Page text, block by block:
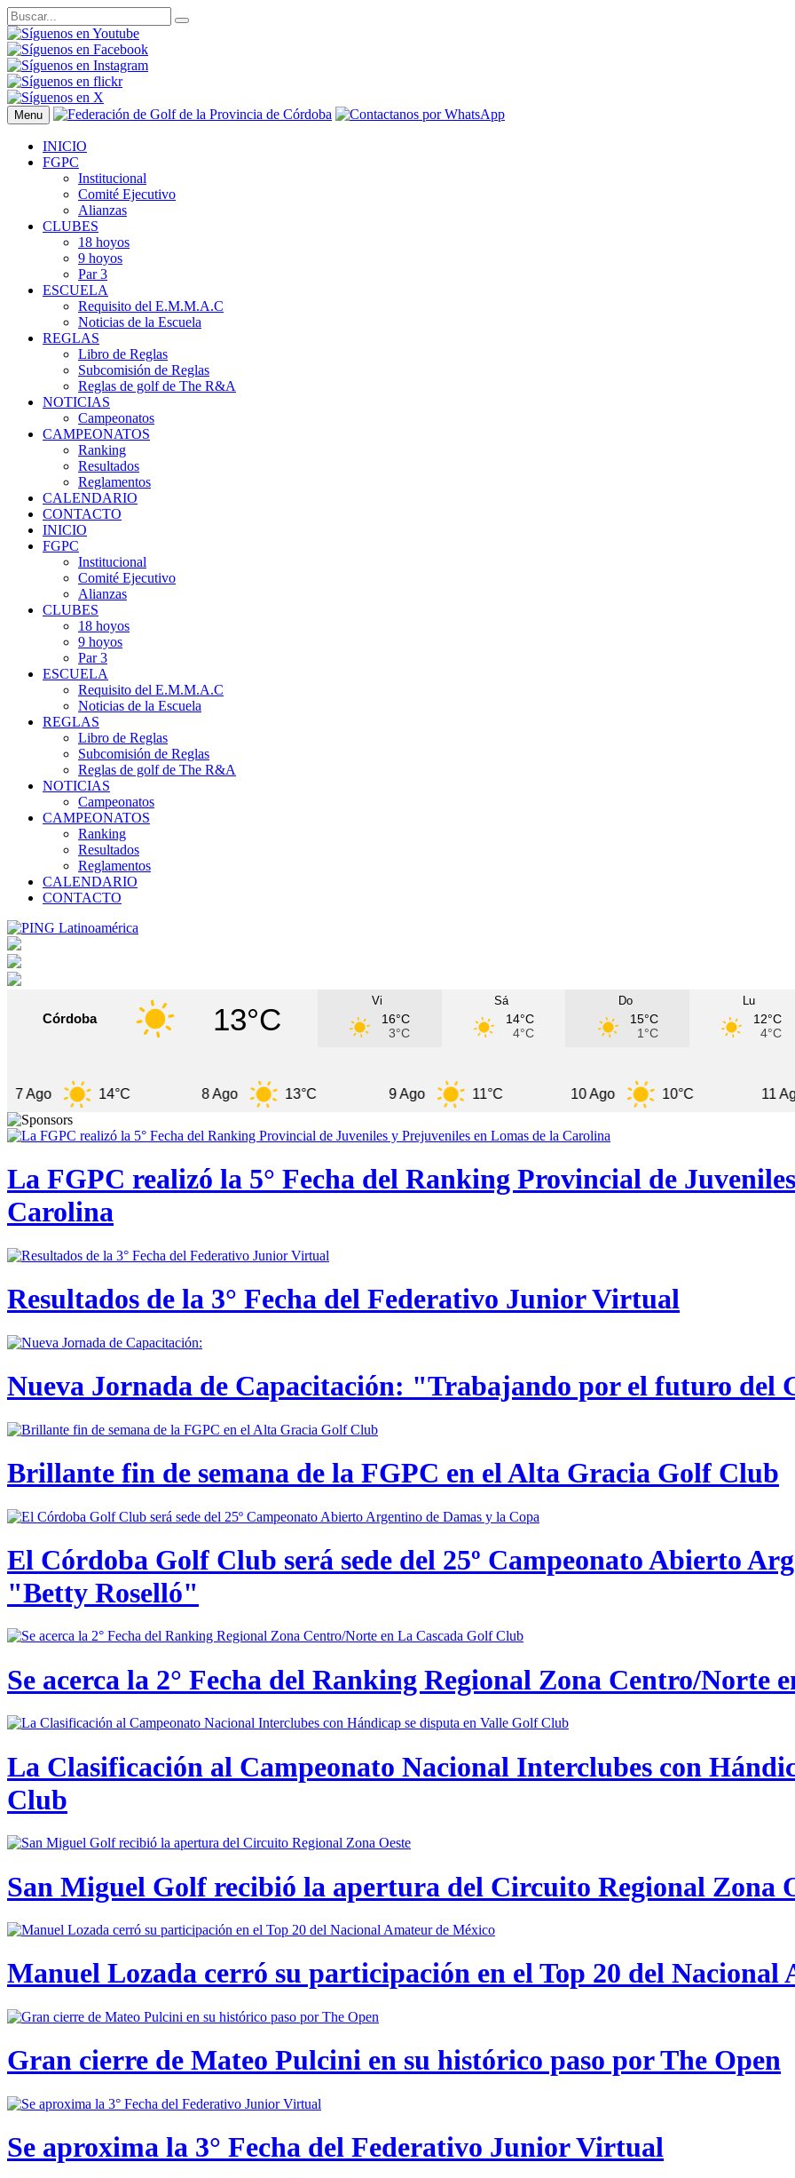
Menu
INICIO
FGPC
Institucional
Comité Ejecutivo
Alianzas
CLUBES
18 hoyos
9 hoyos
Par 3
ESCUELA
Requisito del E.M.M.A.C
Noticias de la Escuela
REGLAS
Libro de Reglas
Subcomisión de Reglas
Reglas de golf de The R&A
NOTICIAS
Campeonatos
CAMPEONATOS
Ranking
Resultados
Reglamentos
CALENDARIO
CONTACTO
INICIO
FGPC
Institucional
Comité Ejecutivo
Alianzas
CLUBES
18 hoyos
9 hoyos
Par 3
ESCUELA
Requisito del E.M.M.A.C
Noticias de la Escuela
REGLAS
Libro de Reglas
Subcomisión de Reglas
Reglas de golf de The R&A
NOTICIAS
Campeonatos
CAMPEONATOS
Ranking
Resultados
Reglamentos
CALENDARIO
CONTACTO
Córdoba 13°C
Vi
16°C
3°C
Sá
14°C
4°C
Do
15°C
1°C
Lu
12°C
4°C
14°C 13°C 11°C 10°C
La FGPC realizó la 5° Fecha del Ranking Provincial de
Carolina
Resultados de la 3° Fecha del Federativo Junior Virtual
Nueva Jornada de Capacitación: "Trabajando por el futuro del
Brillante fin de semana de la FGPC en el Alta Gracia Golf Club
El Córdoba Golf Club será sede del 25º Campeonato Abierto
"Betty Roselló"
Se acerca la 2° Fecha del Ranking Regional Zona Centro/Norte
La Clasificación al Campeonato Nacional Interclubes con
Club
San Miguel Golf recibió la apertura del Circuito Regional Zona
Manuel Lozada cerró su participación en el Top 20 del Nacional
Gran cierre de Mateo Pulcini en su histórico paso por The Open
Se aproxima la 3° Fecha del Federativo Junior Virtual